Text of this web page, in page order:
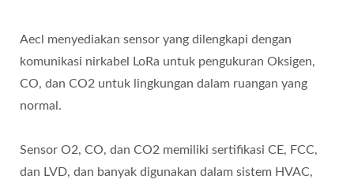
Aecl menyediakan sensor yang dilengkapi dengan
komunikasi nirkabel LoRa untuk pengukuran Oksigen,
CO, dan CO2 untuk lingkungan dalam ruangan yang
normal.
Sensor O2, CO, dan CO2 memiliki sertifikasi CE, FCC,
dan LVD, dan banyak digunakan dalam sistem HVAC,